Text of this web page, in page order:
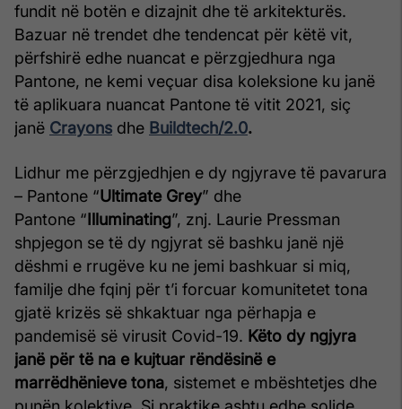
fundit në botën e dizajnit dhe të arkitekturës.
Bazuar në trendet dhe tendencat për këtë vit,
përfshirë edhe nuancat e përzgjedhura nga
Pantone, ne kemi veçuar disa koleksione ku janë
të aplikuara nuancat Pantone të vitit 2021, siç
janë Crayons dhe Buildtech/2.0.
Lidhur me përzgjedhjen e dy ngjyrave të pavarura
– Pantone “Ultimate Grey” dhe
Pantone “ Illuminating”, znj. Laurie Pressman
shpjegon se të dy ngjyrat së bashku janë një
dëshmi e rrugëve ku ne jemi bashkuar si miq,
familje dhe fqinj për t’i forcuar komunitetet tona
gjatë krizës së shkaktuar nga përhapja e
pandemisë së virusit Covid-19. Këto dy ngjyra
janë për të na e kujtuar rëndësinë e
marrëdhënieve tona, sistemet e mbështetjes dhe